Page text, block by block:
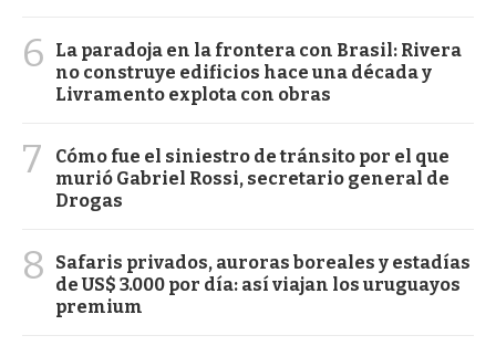
6
La paradoja en la frontera con Brasil: Rivera
no construye edificios hace una década y
Livramento explota con obras
7
Cómo fue el siniestro de tránsito por el que
murió Gabriel Rossi, secretario general de
Drogas
8
Safaris privados, auroras boreales y estadías
de US$ 3.000 por día: así viajan los uruguayos
premium